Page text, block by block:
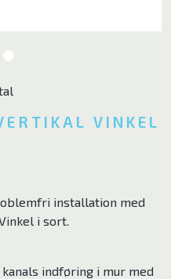
VINKEL
installation med
i sort.
indføring i mur med